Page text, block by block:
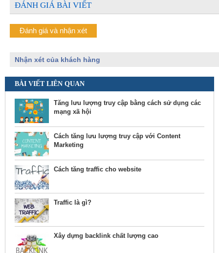
ĐÁNH GIÁ BÀI VIẾT
Đánh giá và nhận xét
Nhận xét của khách hàng
BÀI VIẾT LIÊN QUAN
Tăng lưu lượng truy cập bằng cách sử dụng các
mạng xã hội
Cách tăng lưu lượng truy cập với Content
Marketing
Cách tăng traffic cho website
Traffic là gì?
Xây dựng backlink chất lượng cao